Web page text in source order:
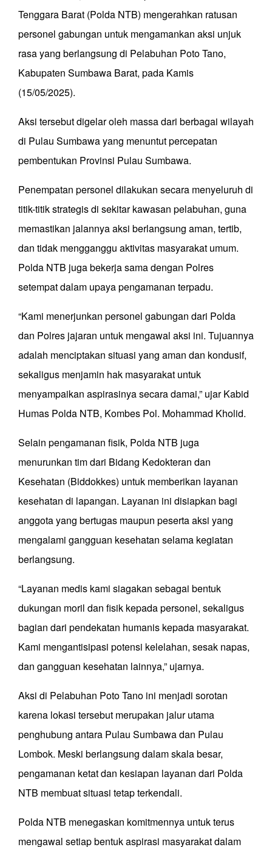
Tenggara Barat (Polda NTB) mengerahkan ratusan
personel gabungan untuk mengamankan aksi unjuk
rasa yang berlangsung di Pelabuhan Poto Tano,
Kabupaten Sumbawa Barat, pada Kamis
(15/05/2025).
Aksi tersebut digelar oleh massa dari berbagai wilayah
di Pulau Sumbawa yang menuntut percepatan
pembentukan Provinsi Pulau Sumbawa.
Penempatan personel dilakukan secara menyeluruh di
titik-titik strategis di sekitar kawasan pelabuhan, guna
memastikan jalannya aksi berlangsung aman, tertib,
dan tidak mengganggu aktivitas masyarakat umum.
Polda NTB juga bekerja sama dengan Polres
setempat dalam upaya pengamanan terpadu.
“Kami menerjunkan personel gabungan dari Polda
dan Polres jajaran untuk mengawal aksi ini. Tujuannya
adalah menciptakan situasi yang aman dan kondusif,
sekaligus menjamin hak masyarakat untuk
menyampaikan aspirasinya secara damai,” ujar Kabid
Humas Polda NTB, Kombes Pol. Mohammad Kholid.
Selain pengamanan fisik, Polda NTB juga
menurunkan tim dari Bidang Kedokteran dan
Kesehatan (Biddokkes) untuk memberikan layanan
kesehatan di lapangan. Layanan ini disiapkan bagi
anggota yang bertugas maupun peserta aksi yang
mengalami gangguan kesehatan selama kegiatan
berlangsung.
“Layanan medis kami siagakan sebagai bentuk
dukungan moril dan fisik kepada personel, sekaligus
bagian dari pendekatan humanis kepada masyarakat.
Kami mengantisipasi potensi kelelahan, sesak napas,
dan gangguan kesehatan lainnya,” ujarnya.
Aksi di Pelabuhan Poto Tano ini menjadi sorotan
karena lokasi tersebut merupakan jalur utama
penghubung antara Pulau Sumbawa dan Pulau
Lombok. Meski berlangsung dalam skala besar,
pengamanan ketat dan kesiapan layanan dari Polda
NTB membuat situasi tetap terkendali.
Polda NTB menegaskan komitmennya untuk terus
mengawal setiap bentuk aspirasi masyarakat dalam